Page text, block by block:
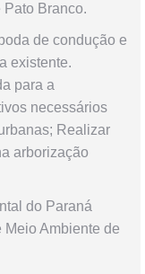
Pato Branco.
de condução e
existente.
para a
necessários
Realizar
arborização
do Paraná
Ambiente de